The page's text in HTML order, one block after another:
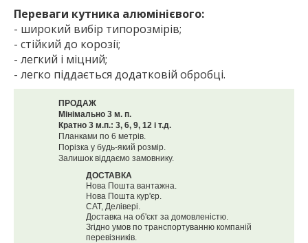
Переваги кутника алюмінієвого:
- широкий вибір типорозмірів;
- стійкий до корозії;
- легкий і міцний;
- легко піддається додатковій обробці.
ПРОДАЖ
Мінімально 3 м. п.
Кратно 3 м.п.: 3, 6, 9, 12 і т.д.
Планками по 6 метрів.
Порізка у будь-який розмір.
Залишок віддаємо замовнику.
ДОСТАВКА
Нова Пошта вантажна.
Нова Пошта кур'єр.
САТ, Делівері.
Доставка на об'єкт за домовленістю.
Згідно умов по транспортуванню компаній
перевізників.